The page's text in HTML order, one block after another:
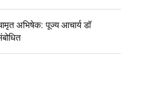
अभिषेक: पूज्य आचार्य डॉ